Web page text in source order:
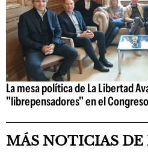
La mesa política de La Libertad
"librepensadores" en el
MÁS NOTICIAS DE